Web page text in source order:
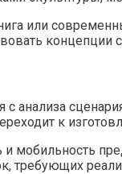
или
концепции
с анализа
к
мобильность
требующих